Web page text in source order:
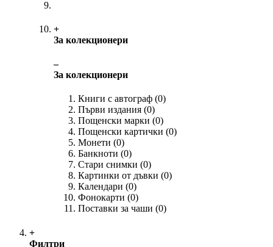
+
За колекционери
‒
За колекционери
Книги с автограф (0)
Първи издания (0)
Пощенски марки (0)
Пощенски картички (0)
Монети (0)
Банкноти (0)
Стари снимки (0)
Картинки от дъвки (0)
Календари (0)
Фонокарти (0)
Поставки за чаши (0)
+
Филтри